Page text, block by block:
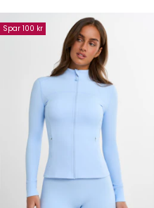
Spar 100 kr